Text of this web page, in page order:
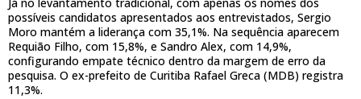
possíveis candidatos apresentados aos entrevistados, Sergio
Moro mantém a liderança com 35,1%. Na sequência aparecem
Requião Filho, com 15,8%, e Sandro Alex, com 14,9%,
configurando empate técnico dentro da margem de erro da
pesquisa. O ex-prefeito de Curitiba Rafael Greca (MDB) registra
11,3%.